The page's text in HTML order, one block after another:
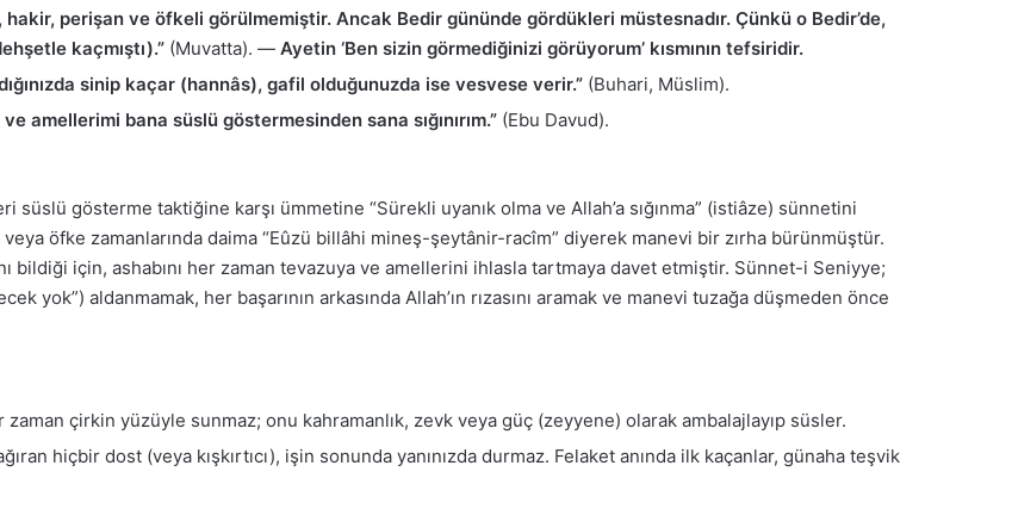
perişan ve öfkeli görülmemiştir. Ancak Bedir gününde gördükleri müstesnadır. Çünkü o Bedir’de,
kaçmıştı).” (Muvatta). — Ayetin ‘Ben sizin görmediğinizi görüyorum’ kısmının tefsiridir.
sinip kaçar (hannâs), gafil olduğunuzda ise vesvese verir.” (Buhari, Müslim).
amellerimi bana süslü göstermesinden sana sığınırım.” (Ebu Davud).
gösterme taktiğine karşı ümmetine “Sürekli uyanık olma ve Allah’a sığınma” (istiâze) sünnetini
veya öfke zamanlarında daima “Eûzü billâhi mineş-şeytânir-racîm” diyerek manevi bir zırha bürünmüştür.
bildiği için, ashabını her zaman tevazuya ve amellerini ihlasla tartmaya davet etmiştir. Sünnet-i Seniyye;
yok”) aldanmamak, her başarının arkasında Allah’ın rızasını aramak ve manevi tuzağa düşmeden önce
çirkin yüzüyle sunmaz; onu kahramanlık, zevk veya güç (zeyyene) olarak ambalajlayıp süsler.
hiçbir dost (veya kışkırtıcı), işin sonunda yanınızda durmaz. Felaket anında ilk kaçanlar, günaha teşvik